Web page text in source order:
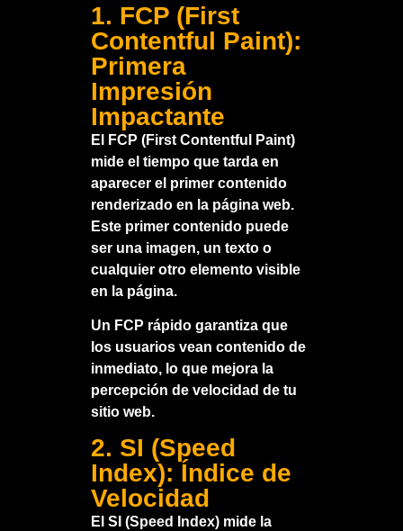
1. FCP (First
Contentful Paint):
Primera
Impresión
Impactante
El FCP (First Contentful Paint)
mide el tiempo que tarda en
aparecer el primer contenido
renderizado en la página web.
Este primer contenido puede
ser una imagen, un texto o
cualquier otro elemento visible
en la página.
Un FCP rápido garantiza que
los usuarios vean contenido de
inmediato, lo que mejora la
percepción de velocidad de tu
sitio web.
2. SI (Speed
Index): Índice de
Velocidad
El SI (Speed Index) mide la